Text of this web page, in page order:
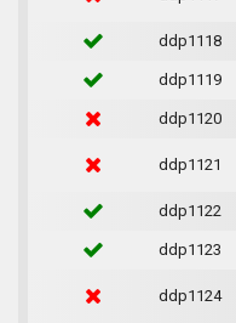
ddp1118
ddp1119
ddp1120
ddp1121
ddp1122
ddp1123
ddp1124